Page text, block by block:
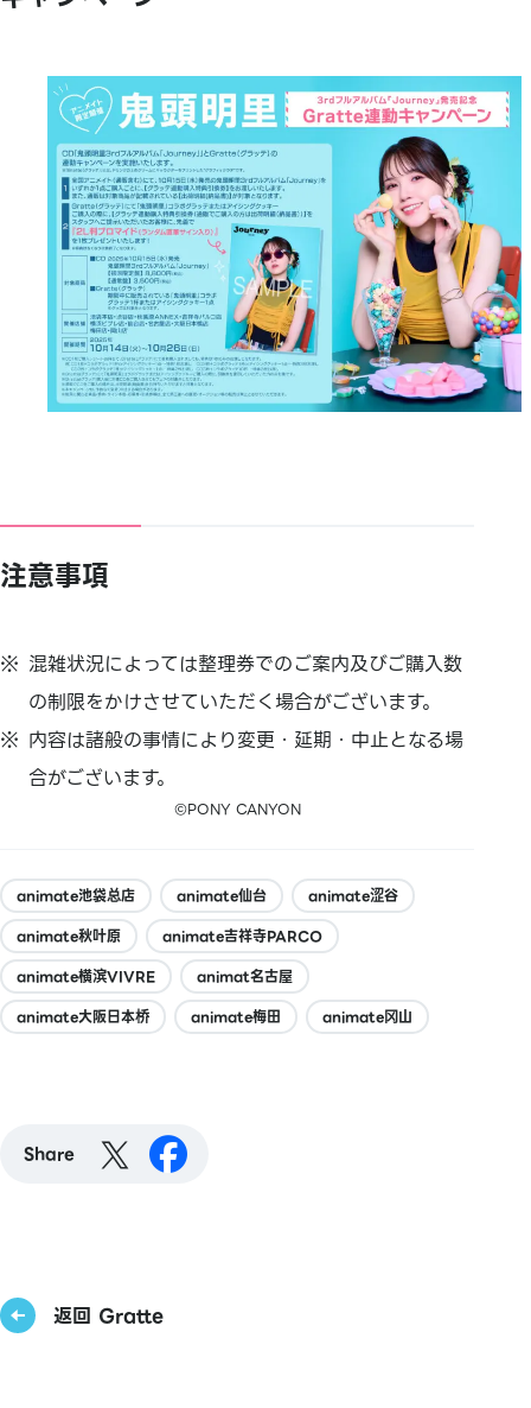
注意事項
混雑状況によっては整理券でのご案内及びご購入数
の制限をかけさせていただく場合がございます。
内容は諸般の事情により変更・延期・中止となる場
合がございます。
©PONY CANYON
animate池袋总店 animate仙台
animate涩谷
animate秋叶原
animate吉祥寺PARCO
animate横滨VIVRE
animat名古屋
animate大阪日本桥
animate梅田 animate冈山
Share
返回 Gratte